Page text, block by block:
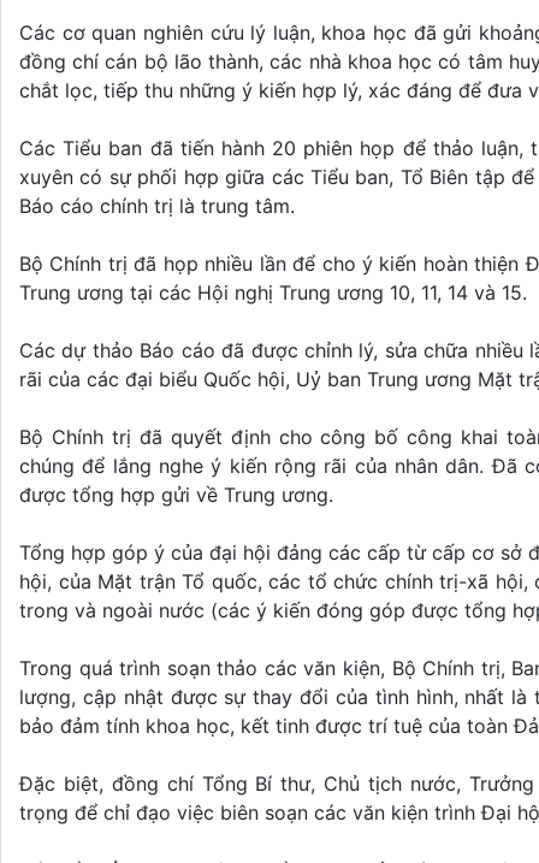
Các cơ quan nghiên cứu lý luận, khoa học đã gửi
đồng chí cán bộ lão thành, các nhà khoa học có tâm
chắt lọc, tiếp thu những ý kiến hợp lý, xác đáng để đưa
Các Tiểu ban đã tiến hành 20 phiên họp để thảo
xuyên có sự phối hợp giữa các Tiểu ban, Tổ Biên tập
Báo cáo chính trị là trung tâm.
Bộ Chính trị đã họp nhiều lần để cho ý kiến hoàn thiện
Trung ương tại các Hội nghị Trung ương 10, 11, 14 và 15.
Các dự thảo Báo cáo đã được chỉnh lý, sửa chữa
rãi của các đại biểu Quốc hội, Uỷ ban Trung ương Mặt
Bộ Chính trị đã quyết định cho công bố công khai
chúng để lắng nghe ý kiến rộng rãi của nhân dân.
được tổng hợp gửi về Trung ương.
Tổng hợp góp ý của đại hội đảng các cấp từ cấp cơ sở
hội, của Mặt trận Tổ quốc, các tổ chức chính trị-xã
trong và ngoài nước (các ý kiến đóng góp được tổng
Trong quá trình soạn thảo các văn kiện, Bộ Chính trị,
lượng, cập nhật được sự thay đổi của tình hình, nhất
bảo đảm tính khoa học, kết tinh được trí tuệ của toàn
Đặc biệt, đồng chí Tổng Bí thư, Chủ tịch nước,
trọng để chỉ đạo việc biên soạn các văn kiện trình Đại